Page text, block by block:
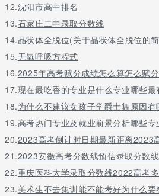
12.沈阳市高中排名
13.石家庄二中录取分数线
14.晶状体全脱位(关于晶状体全脱位的
15.无氧呼吸方程式
16.2025年高考赋分成绩怎么算怎么赋分
17.现在最吃香的专业是什么专业哪些最
18.为什么不建议女孩子学爵士舞原因有
19.高考热门专业及就业前景分析哪些专
20.2023高考倒计时日期最新距离2023
21.2023安徽高考分数线预估录取分数
22.重庆医科大学录取分数线2022高考
23.美术生不去集训能不能考好为什么要